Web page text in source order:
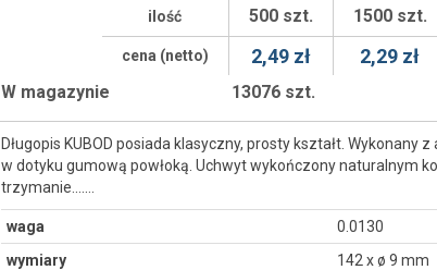
ilość 500 szt. 1500 szt.
cena (netto) 2,49 zł 2,29 zł
W magazynie 13076 szt.
Długopis KUBOD posiada klasyczny, prosty kształt. Wykonany
w dotyku gumową powłoką. Uchwyt wykończony naturalnym
trzymanie....…
waga
0.0130
wymiary
142 x ø 9 mm